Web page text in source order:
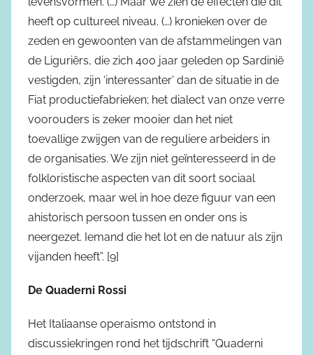
heeft op cultureel niveau. (…) kronieken over de
zeden en gewoonten van de afstammelingen van
de Liguriërs, die zich 400 jaar geleden op Sardinië
vestigden, zijn ‘interessanter’ dan de situatie in de
Fiat productiefabrieken; het dialect van onze verre
voorouders is zeker mooier dan het niet
toevallige zwijgen van de reguliere arbeiders in
de organisaties. We zijn niet geïnteresseerd in de
folkloristische aspecten van dit soort sociaal
onderzoek, maar wel in hoe deze figuur van een
ahistorisch persoon tussen en onder ons is
neergezet. Iemand die het lot en de natuur als zijn
vijanden heeft”. [9]
De Quaderni Rossi
Het Italiaanse operaismo ontstond in
discussiekringen rond het tijdschrift “Quaderni